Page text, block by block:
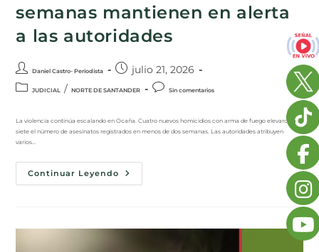
semanas mantienen en alerta
a las autoridades
Daniel Castro- Periodista julio 21, 2026
JUDICIAL / NORTE DE SANTANDER Sin comentarios
La violencia continúa escalando en Ocaña. Cuatro nuevos homicidios con arma de fuego elevaron a
siete el número de asesinatos registrados en menos de dos semanas. Las autoridades atribuyen
varios…
Continuar Leyendo